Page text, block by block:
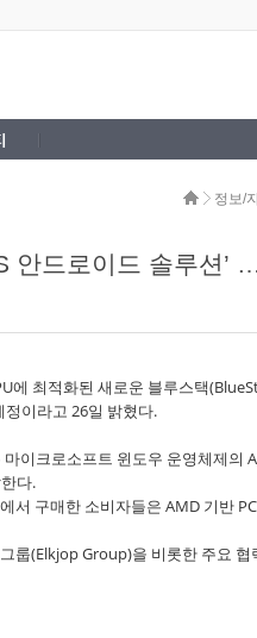
정보/
AMD, AMD APU에 최적화된 ‘블루스택 듀얼-OS
에 최적화된 새로운 블루스택
이라고 26일 밝혔다.
이크로소프트 윈도우 운영체제의
다.
서 구매한 소비자들은 AMD 기반
룹(Elkjop Group)을 비롯한 주요 협